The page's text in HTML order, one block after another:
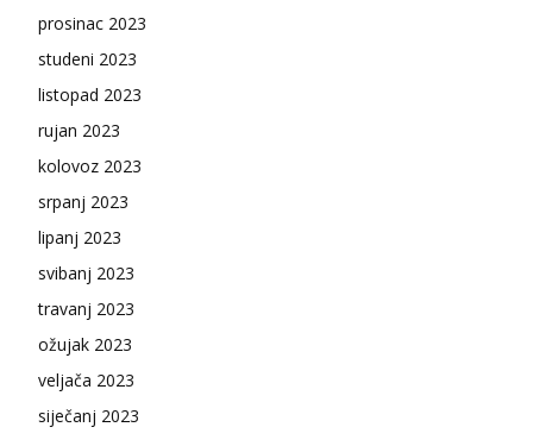
prosinac 2023
studeni 2023
listopad 2023
rujan 2023
kolovoz 2023
srpanj 2023
lipanj 2023
svibanj 2023
travanj 2023
ožujak 2023
veljača 2023
siječanj 2023